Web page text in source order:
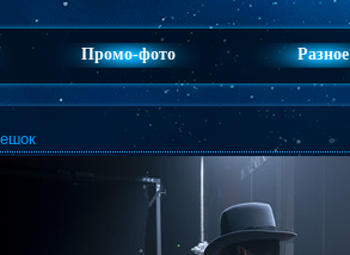
Промо-фото Разное